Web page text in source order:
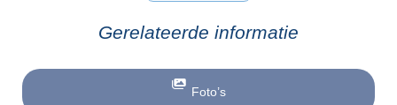
Gerelateerde informatie
Foto’s